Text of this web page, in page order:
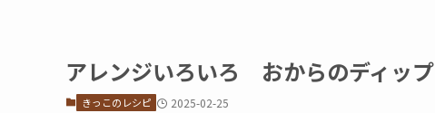
アレンジいろいろ おからのディップ
きっこのレシピ 2025-02-25